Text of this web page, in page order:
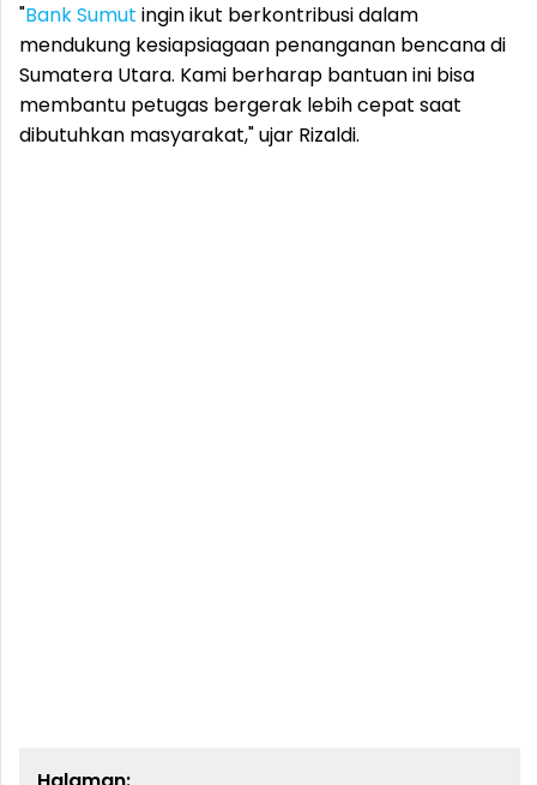
"Bank Sumut ingin ikut berkontribusi dalam
mendukung kesiapsiagaan penanganan bencana di
Sumatera Utara. Kami berharap bantuan ini bisa
membantu petugas bergerak lebih cepat saat
dibutuhkan masyarakat," ujar Rizaldi.